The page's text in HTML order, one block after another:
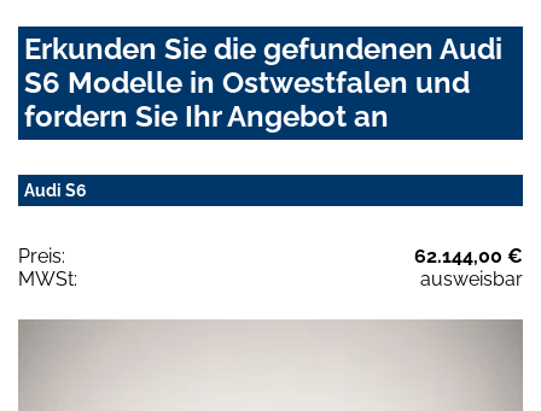
Erkunden Sie die gefundenen Audi
S6 Modelle in Ostwestfalen und
fordern Sie Ihr Angebot an
Audi S6
Preis:
62.144,00 €
MWSt:
ausweisbar